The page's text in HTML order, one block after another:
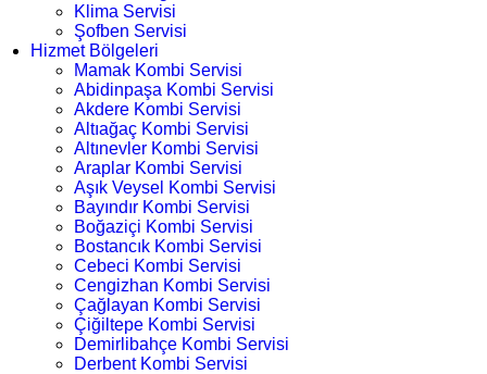
Klima Servisi
Şofben Servisi
Hizmet Bölgeleri
Mamak Kombi Servisi
Abidinpaşa Kombi Servisi
Akdere Kombi Servisi
Altıağaç Kombi Servisi
Altınevler Kombi Servisi
Araplar Kombi Servisi
Aşık Veysel Kombi Servisi
Bayındır Kombi Servisi
Boğaziçi Kombi Servisi
Bostancık Kombi Servisi
Cebeci Kombi Servisi
Cengizhan Kombi Servisi
Çağlayan Kombi Servisi
Çiğiltepe Kombi Servisi
Demirlibahçe Kombi Servisi
Derbent Kombi Servisi